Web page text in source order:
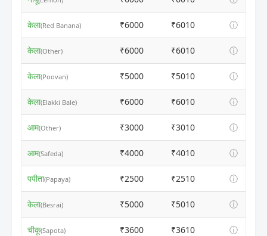
केला(Red Banana) ₹6000 ₹6010 ⓘ
केला(Other) ₹6000 ₹6010 ⓘ
केला(Poovan) ₹5000 ₹5010 ⓘ
केला(Elakki Bale) ₹6000 ₹6010 ⓘ
आम(Other) ₹3000 ₹3010 ⓘ
आम(Safeda) ₹4000 ₹4010 ⓘ
पपीता(Papaya) ₹2500 ₹2510 ⓘ
केला(Besrai) ₹5000 ₹5010 ⓘ
चीकू(Sapota) ₹3600 ₹3610 ⓘ